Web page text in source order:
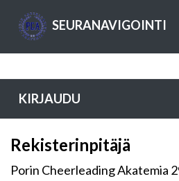
SEURANAVIGOINTI
KIRJAUDU
Rekisterinpitäjä
Porin Cheerleading Akatemia